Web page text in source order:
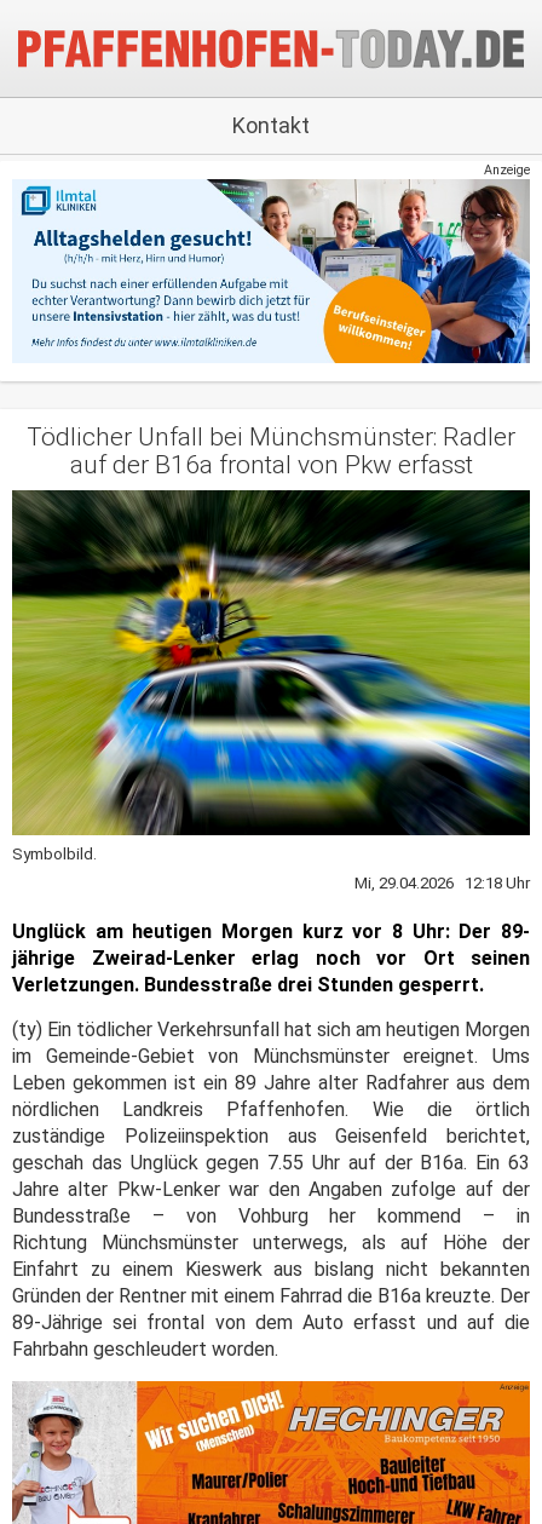
Kontakt
Anzeige
Tödlicher Unfall bei Münchsmünster: Radler
auf der B16a frontal von Pkw erfasst
Symbolbild.
Mi, 29.04.2026 12:18 Uhr
Unglück am heutigen Morgen kurz vor 8 Uhr: Der 89-
jährige Zweirad-Lenker erlag noch vor Ort seinen
Verletzungen. Bundesstraße drei Stunden gesperrt.
(ty) Ein tödlicher Verkehrsunfall hat sich am heutigen Morgen
im Gemeinde-Gebiet von Münchsmünster ereignet. Ums
Leben gekommen ist ein 89 Jahre alter Radfahrer aus dem
nördlichen Landkreis Pfaffenhofen. Wie die örtlich
zuständige Polizeiinspektion aus Geisenfeld berichtet,
geschah das Unglück gegen 7.55 Uhr auf der B16a. Ein 63
Jahre alter Pkw-Lenker war den Angaben zufolge auf der
Bundesstraße – von Vohburg her kommend – in
Richtung Münchsmünster unterwegs, als auf Höhe der
Einfahrt zu einem Kieswerk aus bislang nicht bekannten
Gründen der Rentner mit einem Fahrrad die B16a kreuzte. Der
89-Jährige sei frontal von dem Auto erfasst und auf die
Fahrbahn geschleudert worden.